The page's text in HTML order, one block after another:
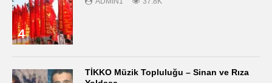
4
TİKKO Müzik Topluluğu – Sinan ve Rıza